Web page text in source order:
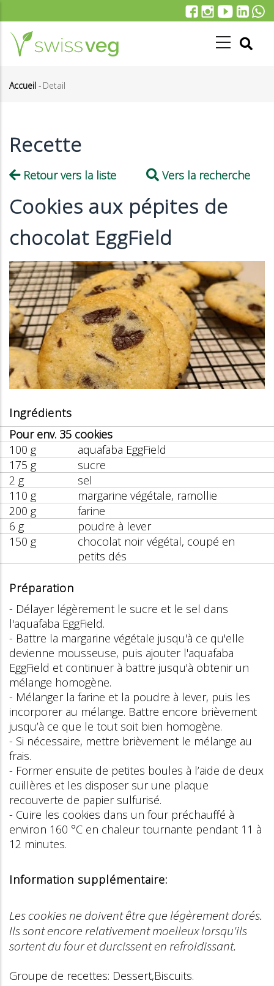
au
contenu
principal
Accueil - Detail
Recette
Retour vers la liste Vers la recherche
Cookies aux pépites de
chocolat EggField
Ingrédients
Pour env. 35 cookies
100 g
aquafaba EggField
175 g
sucre
2 g
sel
110 g
margarine végétale, ramollie
200 g
farine
6 g
poudre à lever
150 g
chocolat noir végétal, coupé en
petits dés
Préparation
- Délayer légèrement le sucre et le sel dans
l'aquafaba EggField.
- Battre la margarine végétale jusqu'à ce qu'elle
devienne mousseuse, puis ajouter l'aquafaba
EggField et continuer à battre jusqu'à obtenir un
mélange homogène.
- Mélanger la farine et la poudre à lever, puis les
incorporer au mélange. Battre encore brièvement
jusqu’à ce que le tout soit bien homogène.
- Si nécessaire, mettre brièvement le mélange au
frais.
- Former ensuite de petites boules à l’aide de deux
cuillères et les disposer sur une plaque
recouverte de papier sulfurisé.
- Cuire les cookies dans un four préchauffé à
environ 160 °C en chaleur tournante pendant 11 à
12 minutes.
Information supplémentaire:
Les cookies ne doivent être que légèrement dorés.
Ils sont encore relativement moelleux lorsqu'ils
sortent du four et durcissent en refroidissant.
Groupe de recettes: Dessert,Biscuits.